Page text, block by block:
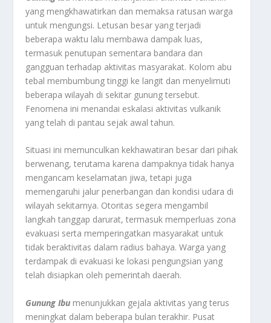
yang mengkhawatirkan dan memaksa ratusan warga
untuk mengungsi. Letusan besar yang terjadi
beberapa waktu lalu membawa dampak luas,
termasuk penutupan sementara bandara dan
gangguan terhadap aktivitas masyarakat. Kolom abu
tebal membumbung tinggi ke langit dan menyelimuti
beberapa wilayah di sekitar gunung tersebut.
Fenomena ini menandai eskalasi aktivitas vulkanik
yang telah di pantau sejak awal tahun.
Situasi ini memunculkan kekhawatiran besar dari pihak
berwenang, terutama karena dampaknya tidak hanya
mengancam keselamatan jiwa, tetapi juga
memengaruhi jalur penerbangan dan kondisi udara di
wilayah sekitarnya. Otoritas segera mengambil
langkah tanggap darurat, termasuk memperluas zona
evakuasi serta memperingatkan masyarakat untuk
tidak beraktivitas dalam radius bahaya. Warga yang
terdampak di evakuasi ke lokasi pengungsian yang
telah disiapkan oleh pemerintah daerah.
Gunung Ibu menunjukkan gejala aktivitas yang terus
meningkat dalam beberapa bulan terakhir. Pusat